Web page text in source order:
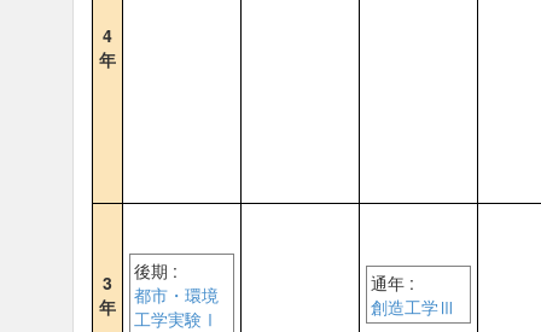
4
年
3
年
後期 :
都市・環境
工学実験Ⅰ
通年 :
創造工学Ⅲ